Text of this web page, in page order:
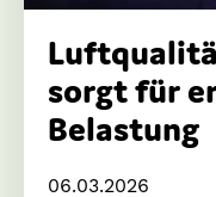
sorgt für
Belastung
06.03.2026